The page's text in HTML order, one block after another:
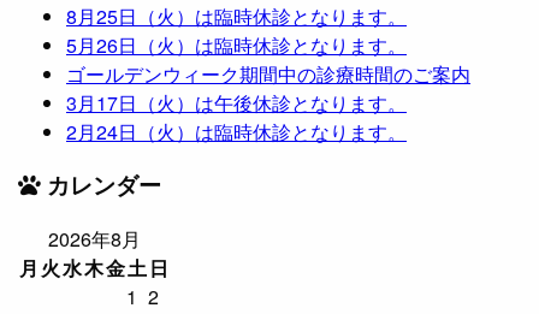
8月25日（火）は臨時休診となります。
5月26日（火）は臨時休診となります。
ゴールデンウィーク期間中の診療時間のご案内
3月17日（火）は午後休診となります。
2月24日（火）は臨時休診となります。
カレンダー
2026年8月
月 火水木金土日
1 2